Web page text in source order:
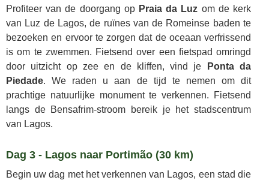
Profiteer van de doorgang op Praia da Luz om de kerk
van Luz de Lagos, de ruïnes van de Romeinse baden te
bezoeken en ervoor te zorgen dat de oceaan verfrissend
is om te zwemmen. Fietsend over een fietspad omringd
door uitzicht op zee en de kliffen, vind je
Ponta da
Piedade. We raden u aan de tijd te nemen om dit
prachtige natuurlijke monument te verkennen. Fietsend
langs de Bensafrim-stroom bereik je het stadscentrum
van Lagos.
Dag 3 - Lagos naar Portimão (30 km)
Begin uw dag met het verkennen van Lagos, een stad die